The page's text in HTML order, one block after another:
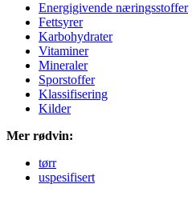
Energigivende næringsstoffer
Fettsyrer
Karbohydrater
Vitaminer
Mineraler
Sporstoffer
Klassifisering
Kilder
Mer rødvin:
tørr
uspesifisert